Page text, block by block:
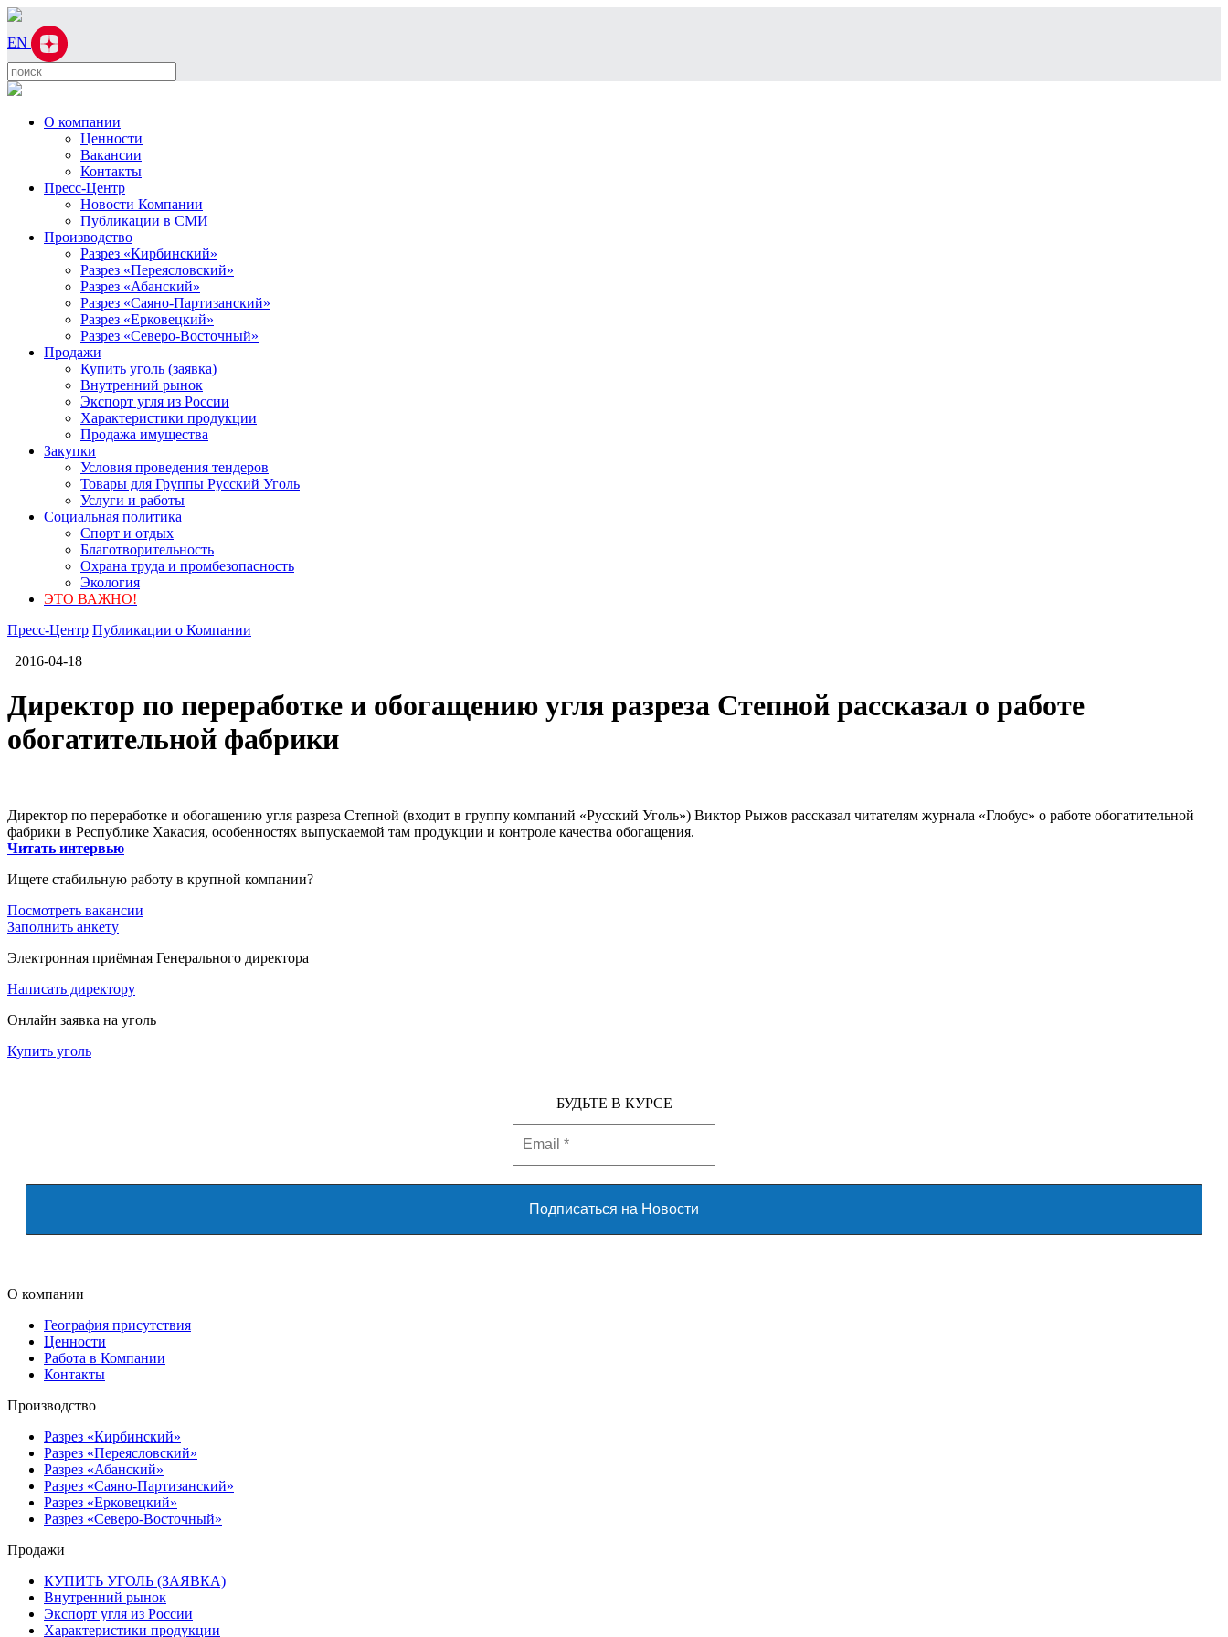
EN
О компании
Ценности
Вакансии
Контакты
Пресс-Центр
Новости Компании
Публикации в СМИ
Производство
Разрез «Кирбинский»
Разрез «Переясловский»
Разрез «Абанский»
Разрез «Саяно-Партизанский»
Разрез «Ерковецкий»
Разрез «Северо-Восточный»
Продажи
Купить уголь (заявка)
Внутренний рынок
Экспорт угля из России
Характеристики продукции
Продажа имущества
Закупки
Условия проведения тендеров
Товары для Группы Русский Уголь
Услуги и работы
Социальная политика
Спорт и отдых
Благотворительность
Охрана труда и промбезопасность
Экология
ЭТО ВАЖНО!
Пресс-Центр Публикации о Компании
2016-04-18
Директор по переработке и обогащению угля разреза Степной рассказал о работе
обогатительной фабрики
Директор по переработке и обогащению угля разреза Степной (входит в группу компаний «Русский Уголь») Виктор Рыжов рассказал читателям журнала «Глобус» о работе обогатительной
фабрики в Республике Хакасия, особенностях выпускаемой там продукции и контроле качества обогащения.
Читать интервью
Ищете стабильную работу в крупной компании?
Посмотреть вакансии
Заполнить анкету
Электронная приёмная Генерального директора
Написать директору
Онлайн заявка на уголь
Купить уголь
БУДЬТЕ В КУРСЕ
О компании
География присутствия
Ценности
Работа в Компании
Контакты
Производство
Разрез «Кирбинский»
Разрез «Переясловский»
Разрез «Абанский»
Разрез «Саяно-Партизанский»
Разрез «Ерковецкий»
Разрез «Северо-Восточный»
Продажи
КУПИТЬ УГОЛЬ (ЗАЯВКА)
Внутренний рынок
Экспорт угля из России
Характеристики продукции